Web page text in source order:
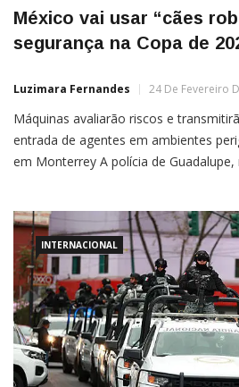
México vai usar “cães
segurança na Copa de
Luzimara Fernandes 24 De Fevereiro
Máquinas avaliarão riscos e
entrada de agentes em ambientes
em Monterrey A polícia de
Copa do Mundo de 2026. Os
de risco e […]
INTERNACIONAL